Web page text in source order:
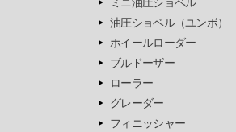
油圧ショベル（ユンボ）
ホイールローダー
ブルドーザー
ローラー
グレーダー
フィニッシャー